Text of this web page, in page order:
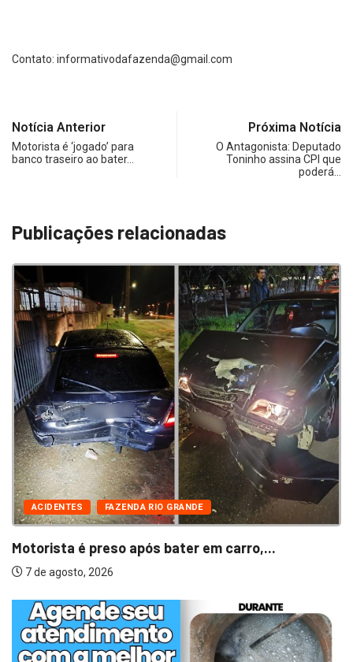
Contato: informativodafazenda@gmail.com
Notícia Anterior
Motorista é ‘jogado’ para
banco traseiro ao bater…
Próxima Notícia
O Antagonista: Deputado
Toninho assina CPI que
poderá…
Publicações relacionadas
ACIDENTES FAZENDA RIO GRANDE
Motorista é preso após bater em carro,...
7 de agosto, 2026